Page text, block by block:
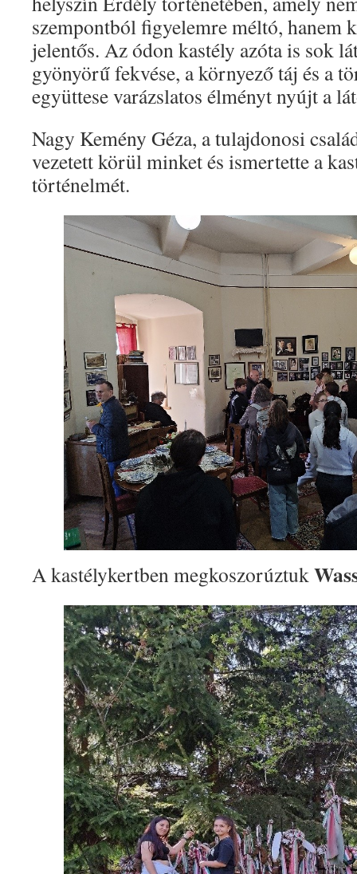
szempontból figyelemre méltó, hanem
jelentős. Az ódon kastély azóta is sok
gyönyörű fekvése, a környező táj és a
együttese varázslatos élményt nyújt a
Nagy Kemény Géza, a tulajdonosi
vezetett körül minket és ismertette a
történelmét.
A kastélykertben megkoszorúztuk